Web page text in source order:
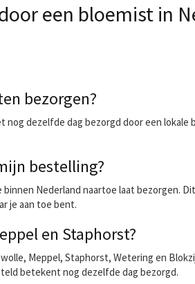
een bloemist in
bezorgen?
nog dezelfde dag bezorgd door een
bestelling?
binnen Nederland naartoe laat bezorgen.
je aan toe bent.
en Staphorst?
Meppel, Staphorst, Wetering en
betekent nog dezelfde dag bezorgd.